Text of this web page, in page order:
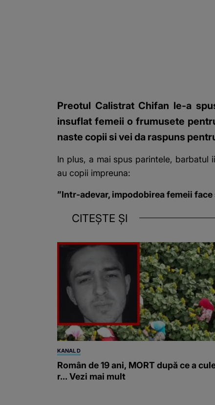
Preotul Calistrat Chifan le-a
insuflat femeii o frumusete
naste copii si vei da raspuns
In plus, a mai spus parintele,
au copii impreuna:
”Intr-adevar, impodobirea femeii
CITEȘTE ȘI
KANAL D
Român de 19 ani, MORT după ce a
r... Vezi mai mult